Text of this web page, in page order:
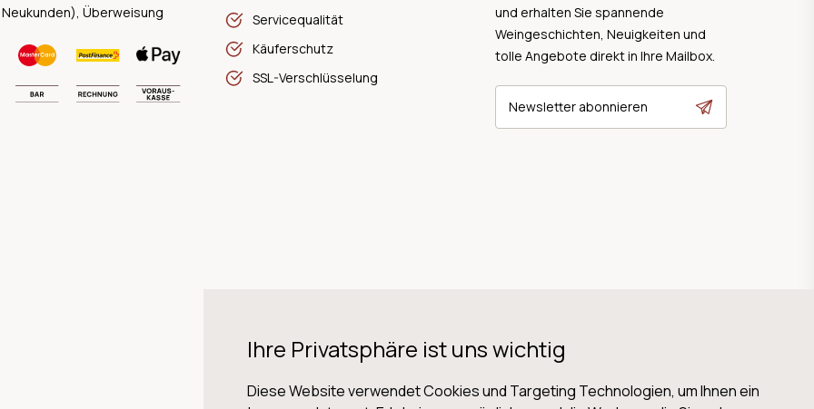
Ihre Privatsphäre ist uns wichtig
Diese Website verwendet Cookies und Targeting Technologien, um Ihnen ein
Überweisung
Servicequalität
Käuferschutz
SSL-Verschlüsselung
und erhalten Sie spannende
Weingeschichten, Neuigkeiten und
tolle Angebote direkt in Ihre Mailbox.
Newsletter abonnieren